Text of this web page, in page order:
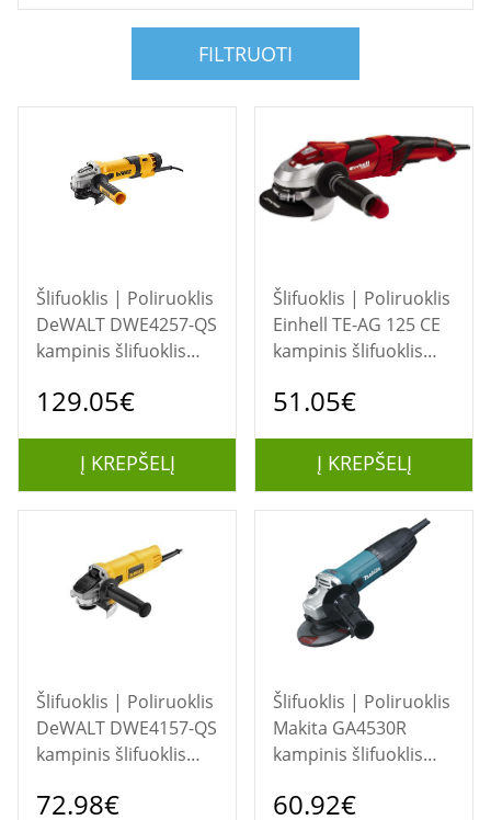
FILTRUOTI
Šlifuoklis | Poliruoklis
DeWALT DWE4257-QS
kampinis šlifuoklis
1500 W 2,6 kg
129.05€
Į KREPŠELĮ
Šlifuoklis | Poliruoklis
Einhell TE-AG 125 CE
kampinis šlifuoklis
1100 W 2,8 kg
51.05€
Į KREPŠELĮ
Šlifuoklis | Poliruoklis
DeWALT DWE4157-QS
kampinis šlifuoklis
900 W 2,05 kg
72.98€
Šlifuoklis | Poliruoklis
Makita GA4530R
kampinis šlifuoklis
720 W 1,8 kg
60.92€